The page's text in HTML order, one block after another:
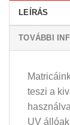
LEÍRÁS
TOVÁBBI
teszi a
UV